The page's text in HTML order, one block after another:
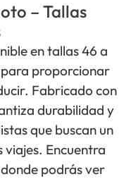
– Tallas
en tallas 46 a
proporcionar
Fabricado con
durabilidad y
que buscan un
viajes. Encuentra
podrás ver